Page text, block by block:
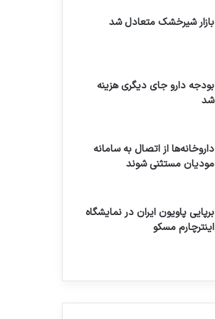
بازار شیرخشک متعادل شد
بودجه دارو جای دیگری هزینه
شد
داروخانه‌ها از اتصال به سامانه
مودیان مستثنی شوند
برپایی پاویون ایران در نمایشگاه
اینترچارم مسکو